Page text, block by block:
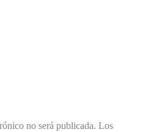
no será publicada. Los